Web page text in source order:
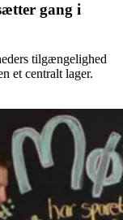
gang i
tilgængelighed
et centralt lager.